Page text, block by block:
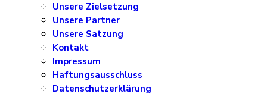
Unsere Zielsetzung
Unsere Partner
Unsere Satzung
Kontakt
Impressum
Haftungsausschluss
Datenschutzerklärung